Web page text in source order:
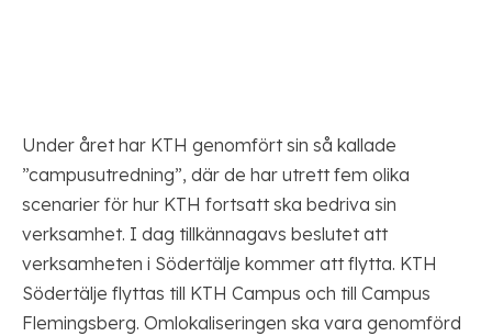
Under året har KTH genomfört sin så kallade
”campusutredning”, där de har utrett fem olika
scenarier för hur KTH fortsatt ska bedriva sin
verksamhet. I dag tillkännagavs beslutet att
verksamheten i Södertälje kommer att flytta. KTH
Södertälje flyttas till KTH Campus och till Campus
Flemingsberg. Omlokaliseringen ska vara genomförd